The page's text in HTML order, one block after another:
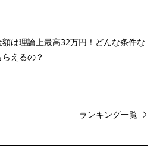
額は理論上最高32万円！どんな条件な
らえるの？
ランキング一覧